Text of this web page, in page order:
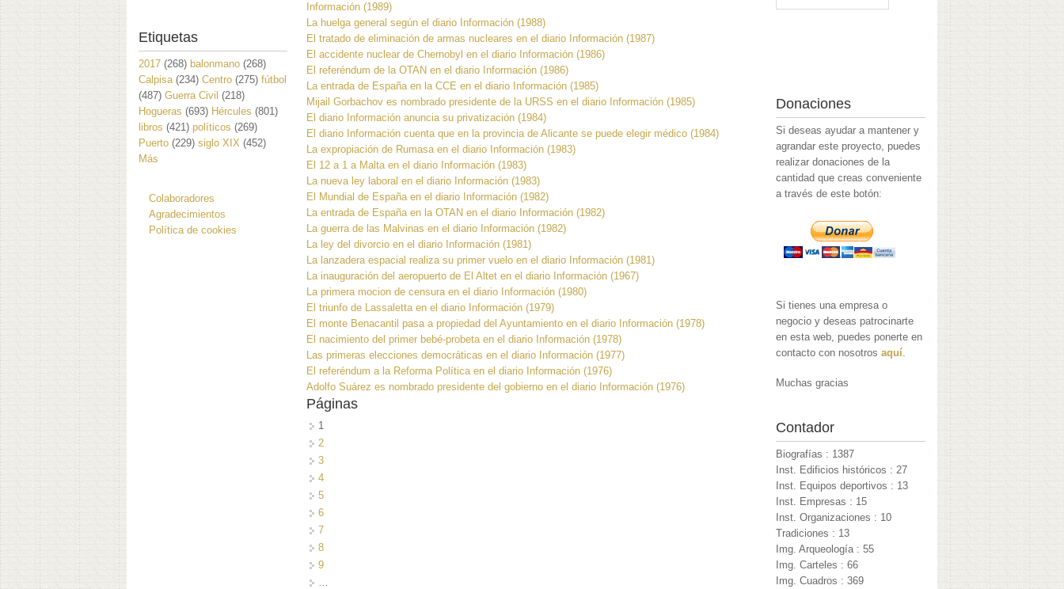
Información (1989)
La huelga general según el diario Información (1988)
El tratado de eliminación de armas nucleares en el diario Información (1987)
El accidente nuclear de Chernobyl en el diario Información (1986)
El referéndum de la OTAN en el diario Información (1986)
La entrada de España en la CCE en el diario Información (1985)
Mijail Gorbachov es nombrado presidente de la URSS en el diario Información (1985)
El diario Información anuncia su privatización (1984)
El diario Información cuenta que en la provincia de Alicante se puede elegir médico (1984)
La expropiación de Rumasa en el diario Información (1983)
El 12 a 1 a Malta en el diario Información (1983)
La nueva ley laboral en el diario Información (1983)
El Mundial de España en el diario Información (1982)
La entrada de España en la OTAN en el diario Información (1982)
La guerra de las Malvinas en el diario Información (1982)
La ley del divorcio en el diario Información (1981)
La lanzadera espacial realiza su primer vuelo en el diario Información (1981)
La inauguración del aeropuerto de El Altet en el diario Información (1967)
La primera mocion de censura en el diario Información (1980)
El triunfo de Lassaletta en el diario Información (1979)
El monte Benacantil pasa a propiedad del Ayuntamiento en el diario Información (1978)
El nacimiento del primer bebé-probeta en el diario Información (1978)
Las primeras elecciones democráticas en el diario Información (1977)
El referéndum a la Reforma Política en el diario Información (1976)
Adolfo Suárez es nombrado presidente del gobierno en el diario Información (1976)
Páginas
1
2
3
4
5
6
7
8
9
…
Etiquetas
2017 (268) balonmano (268)
Calpisa (234) Centro (275) fútbol
(487) Guerra Civil (218)
Hogueras (693) Hércules (801)
libros (421) políticos (269)
Puerto (229) siglo XIX (452)
Más
Colaboradores
Agradecimientos
Política de cookies
Donaciones
Si deseas ayudar a mantener y
agrandar este proyecto, puedes
realizar donaciones de la
cantidad que creas conveniente
a través de este botón:
Si tienes una empresa o
negocio y deseas patrocinarte
en esta web, puedes ponerte en
contacto con nosotrosaquí.
Muchas gracias
Contador
Biografías : 1387
Inst. Edificios históricos : 27
Inst. Equipos deportivos : 13
Inst. Empresas : 15
Inst. Organizaciones : 10
Tradiciones : 13
Img. Arqueología : 55
Img. Carteles : 66
Img. Cuadros : 369